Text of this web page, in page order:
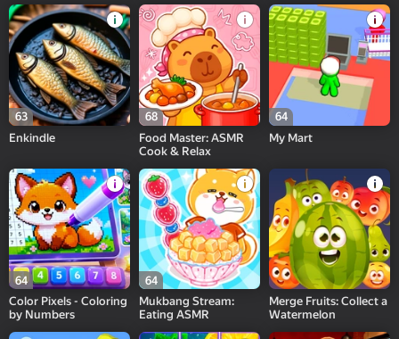
63
Enkindle
68
Food Master: ASMR
Cook & Relax
64
My Mart
64
Color Pixels - Coloring
by Numbers
64
Mukbang Stream:
Eating ASMR
Merge Fruits: Collect a
Watermelon